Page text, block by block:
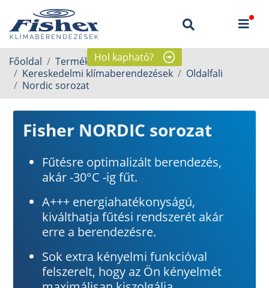
Hol kapható?
Főoldal
Termékek
Kereskedelmi klímaberendezések
Oldalfali
Nordic sorozat
Fisher NORDIC sorozat
Fűtésre optimalizált berendezés,
akár -30°C -ig fűt.
A+++ energiahatékonyságú,
kiválthatja fűtési rendszerét akár
erre a berendezésre.
Sok extra kényelmi funkcióval
felszerelt, hogy az Ön kényelmét